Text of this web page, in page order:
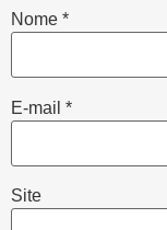
Nome *
E-mail *
Site